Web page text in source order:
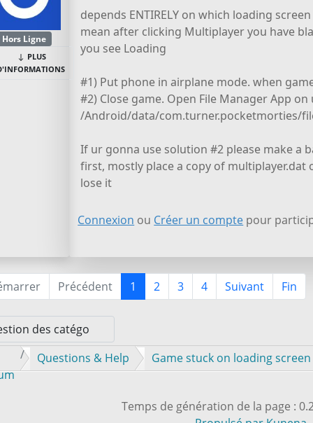
Hors Ligne
PLUS
depends ENTIRELY on which loading
mean after clicking Multiplayer you have
you see Loading
#1) Put phone in airplane mode. when
#2) Close game. Open File Manager App
/Android/data/com.turner.pocketmorties/
If ur gonna use solution #2 please make a
first, mostly place a copy of
lose it
Connexion ou Créer un compte pour
Précédent 1 2 3 4 Suivant Fin
Questions & Help Game stuck on loading screen
Temps de génération de la page :